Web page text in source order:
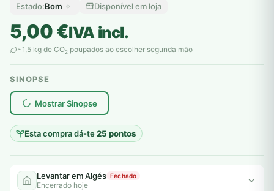
Estado:Bom Disponível em loja
5,00€IVA incl.
~1,5 kg de CO2 poupados ao escolher segunda mão
SINOPSE
Mostrar Sinopse
Esta compra dá-te25 pontos
plantar árvores reais
Levantar em Algés Fechado
Encerrado hoje